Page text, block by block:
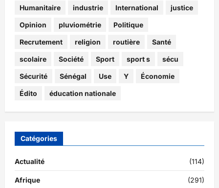
Humanitaire industrie International justice
Opinion pluviométrie Politique
Recrutement religion routière Santé
scolaire Société Sport sport s sécu
Sécurité Sénégal Use Y Économie
Édito éducation nationale
Catégories
Actualité (114)
Afrique (291)